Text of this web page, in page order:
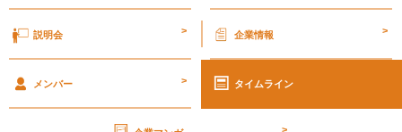
の
フ
説明会 > 企業情報 >
メンバー > タイムライン
>